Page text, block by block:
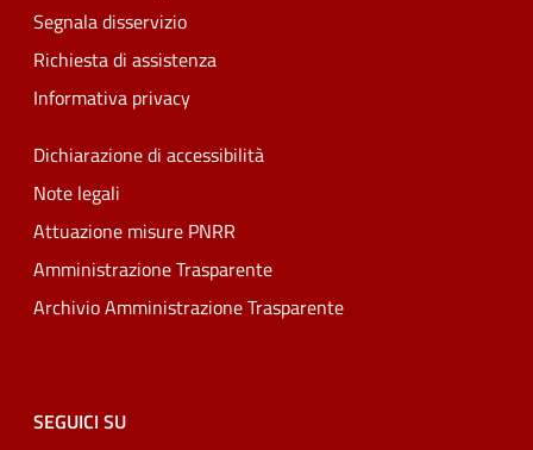
Segnala disservizio
Richiesta di assistenza
Informativa privacy
Dichiarazione di accessibilità
Note legali
Attuazione misure PNRR
Amministrazione Trasparente
Archivio Amministrazione Trasparente
SEGUICI SU